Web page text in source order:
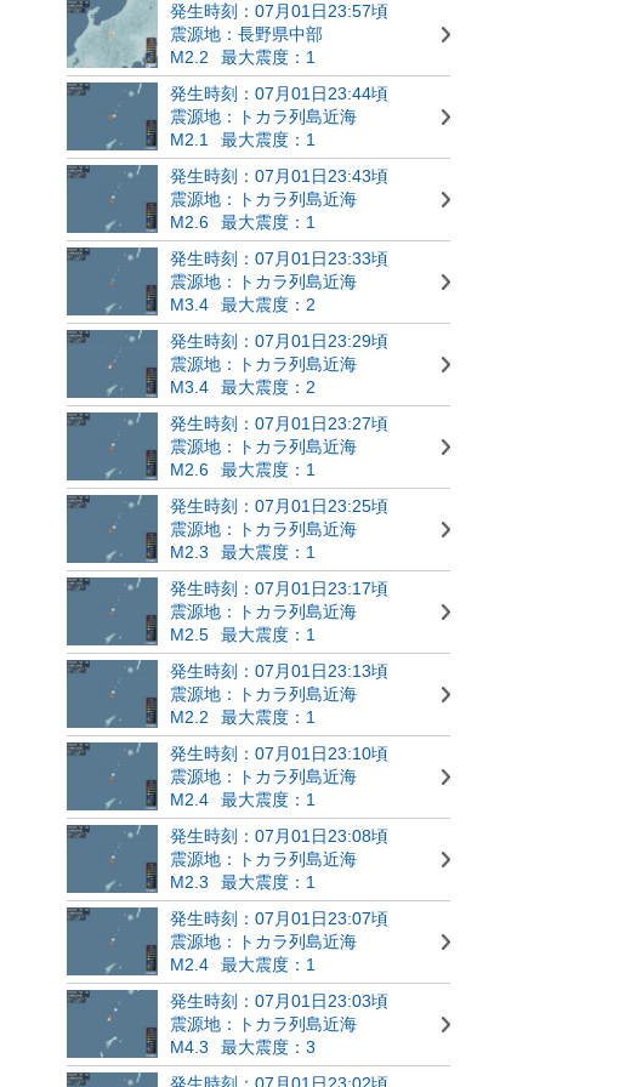
発生時刻：07月01日23:57頃
震源地：長野県中部
M2.2
最大震度：1
発生時刻：07月01日23:44頃
震源地：トカラ列島近海
M2.1
最大震度：1
発生時刻：07月01日23:43頃
震源地：トカラ列島近海
M2.6
最大震度：1
発生時刻：07月01日23:33頃
震源地：トカラ列島近海
M3.4
最大震度：2
発生時刻：07月01日23:29頃
震源地：トカラ列島近海
M3.4
最大震度：2
発生時刻：07月01日23:27頃
震源地：トカラ列島近海
M2.6
最大震度：1
発生時刻：07月01日23:25頃
震源地：トカラ列島近海
M2.3
最大震度：1
発生時刻：07月01日23:17頃
震源地：トカラ列島近海
M2.5
最大震度：1
発生時刻：07月01日23:13頃
震源地：トカラ列島近海
M2.2
最大震度：1
発生時刻：07月01日23:10頃
震源地：トカラ列島近海
M2.4
最大震度：1
発生時刻：07月01日23:08頃
震源地：トカラ列島近海
M2.3
最大震度：1
発生時刻：07月01日23:07頃
震源地：トカラ列島近海
M2.4
最大震度：1
発生時刻：07月01日23:03頃
震源地：トカラ列島近海
M4.3
最大震度：3
発生時刻：07月01日23:02頃